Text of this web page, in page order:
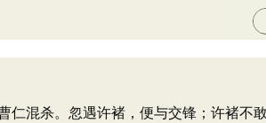
杀。忽遇许褚，便与交锋；许褚不